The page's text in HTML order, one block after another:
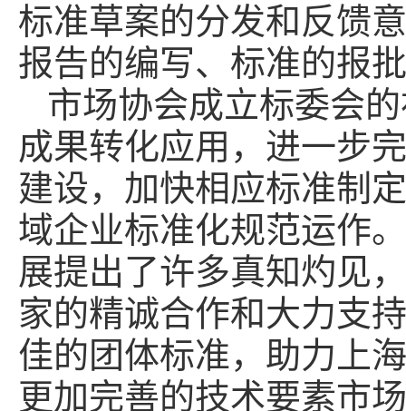
标准草案的分发和反馈
报告的编写、标准的报
市场协会成立标委会
成果转化应用，进一步
建设，加快相应标准制
域企业标准化规范运作
展提出了许多真知灼见
家的精诚合作和大力支
佳的团体标准，助力上
更加完善的技术要素市